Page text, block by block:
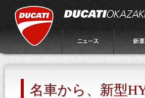
名車から、新型